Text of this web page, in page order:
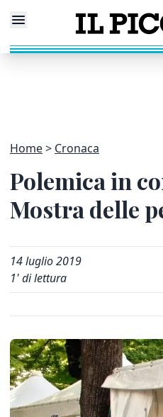
Home Cronaca
Polemica in
Mostra delle
14 luglio 2019
1' di lettura